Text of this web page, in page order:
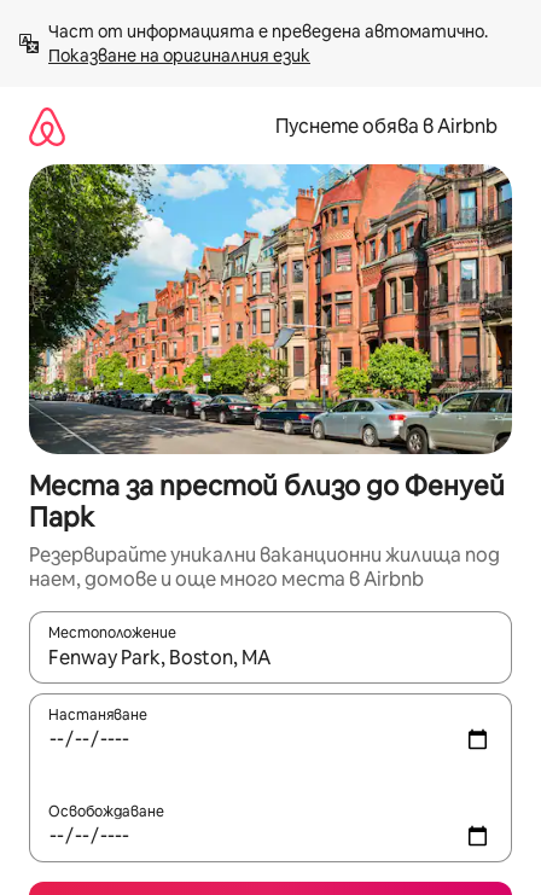
към
съдържанието
Показване на оригиналния език
Пуснете обява в Airbnb
Места за престой близо до Фенуей
Парк
Резервирайте уникални ваканционни жилища под
наем, домове и още много места в Airbnb
Местоположение
Когато резултатите се покажат, използвайте
Настаняване
Освобождаване